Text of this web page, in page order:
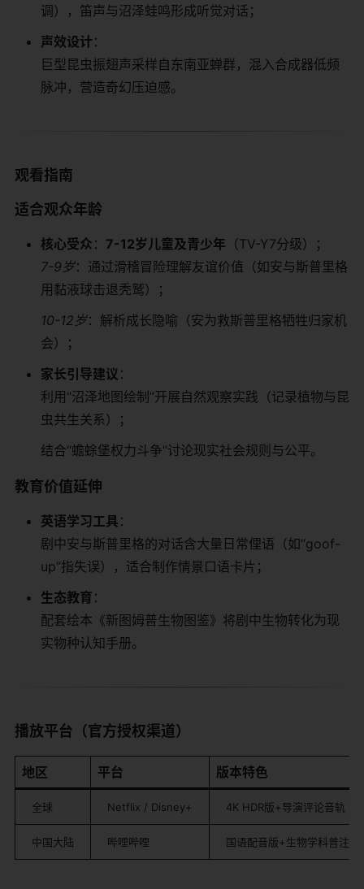
调），笛声与沼泽蛙鸣形成听觉对话；
​声效设计​ ​：
巨型昆虫振翅声采样自东南亚蝉群，混入合成器低频
脉冲，营造奇幻压迫感。
​观看指南​
​适合观众年龄​
​核心受众​ ​：​ ​7-12岁儿童及青少年​ ​（TV-Y7分级）；
7-9岁：通过滑稽冒险理解友谊价值（如安与斯普里格
用黏液球击退秃鹫）；
10-12岁：解析成长隐喻（安为救斯普里格牺牲归家机
会）；
​家长引导建议​ ​：
利用“沼泽地图绘制”开展自然观察实践（记录植物与昆
虫共生关系）；
结合“蟾蜍堡权力斗争”讨论现实社会规则与公平。
​教育价值延伸​
​英语学习工具​ ​：
剧中安与斯普里格的对话含大量日常俚语（如“goof-
up”指失误），适合制作情景口语卡片；
​生态教育​ ​：
配套绘本《新图姆普生物图鉴》将剧中生物转化为现
实物种认知手册。
​播放平台（官方授权渠道）​
​地区​ ​平台​ ​版本特色​
全球 Netflix / Disney+ 4K HDR版+导演评论音轨
中国大陆 哔哩哔哩 国语配音版+生物学科普注释